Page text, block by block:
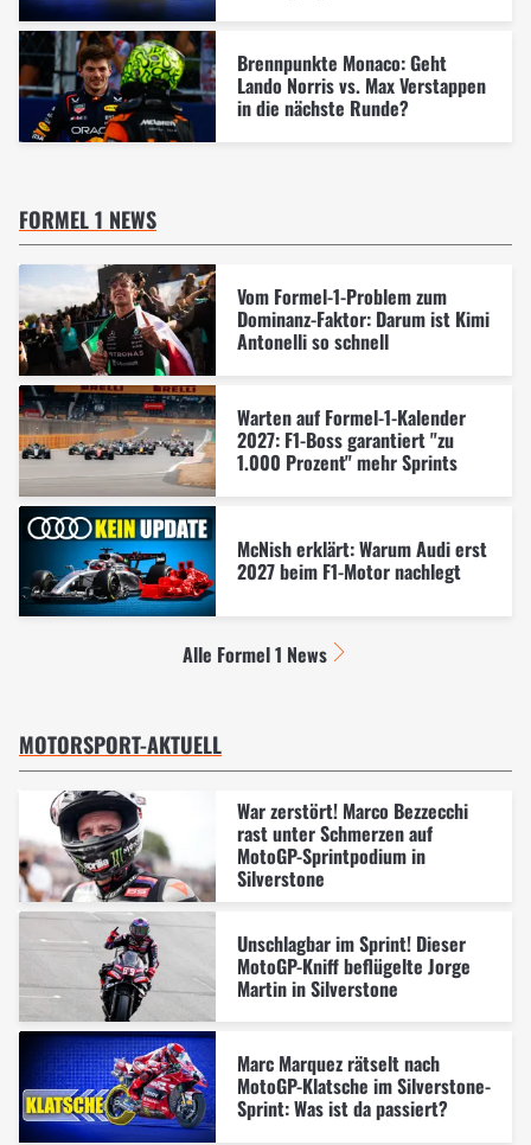
Brennpunkte Monaco: Geht
Lando Norris vs. Max Verstappen
in die nächste Runde?
FORMEL 1 NEWS
Vom Formel-1-Problem zum
Dominanz-Faktor: Darum ist Kimi
Antonelli so schnell
Warten auf Formel-1-Kalender
2027: F1-Boss garantiert "zu
1.000 Prozent" mehr Sprints
McNish erklärt: Warum Audi erst
2027 beim F1-Motor nachlegt
Alle Formel 1 News
MOTORSPORT-AKTUELL
War zerstört! Marco Bezzecchi
rast unter Schmerzen auf
MotoGP-Sprintpodium in
Silverstone
Unschlagbar im Sprint! Dieser
MotoGP-Kniff beflügelte Jorge
Martin in Silverstone
Marc Marquez rätselt nach
MotoGP-Klatsche im Silverstone-
Sprint: Was ist da passiert?